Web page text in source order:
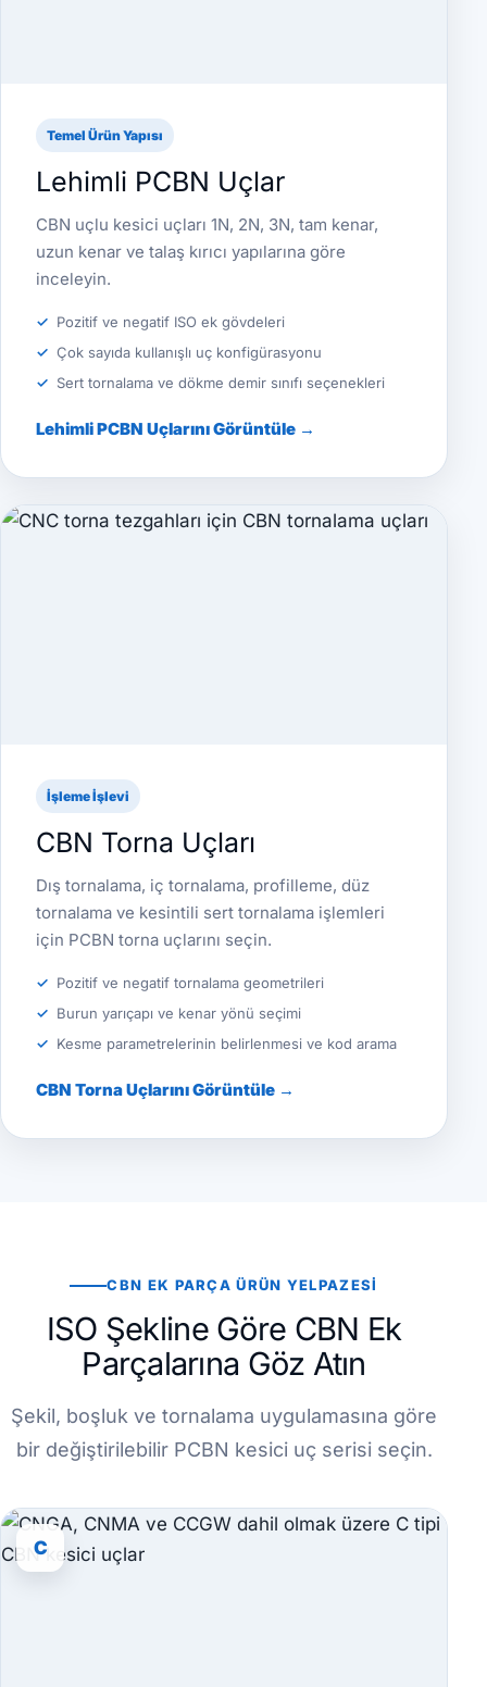
Temel Ürün Yapısı
Lehimli PCBN Uçlar
CBN uçlu kesici uçları 1N, 2N, 3N, tam kenar,
uzun kenar ve talaş kırıcı yapılarına göre
inceleyin.
Pozitif ve negatif ISO ek gövdeleri
Çok sayıda kullanışlı uç konfigürasyonu
Sert tornalama ve dökme demir sınıfı seçenekleri
Lehimli PCBN Uçlarını Görüntüle →
İşleme İşlevi
CBN Torna Uçları
Dış tornalama, iç tornalama, profilleme, düz
tornalama ve kesintili sert tornalama işlemleri
için PCBN torna uçlarını seçin.
Pozitif ve negatif tornalama geometrileri
Burun yarıçapı ve kenar yönü seçimi
Kesme parametrelerinin belirlenmesi ve kod arama
CBN Torna Uçlarını Görüntüle →
CBN EK PARÇA ÜRÜN YELPAZESI
ISO Şekline Göre CBN Ek
Parçalarına Göz Atın
Şekil, boşluk ve tornalama uygulamasına göre
bir değiştirilebilir PCBN kesici uç serisi seçin.
C